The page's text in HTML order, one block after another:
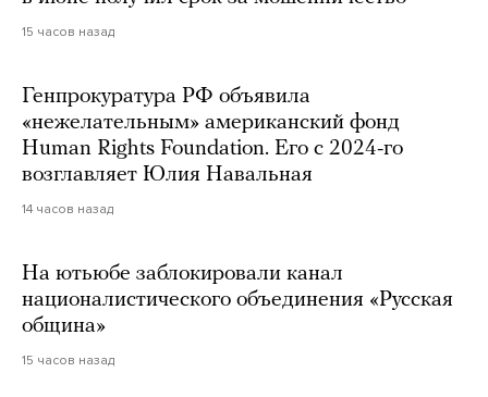
15 часов назад
Генпрокуратура РФ объявила
«нежелательным» американский фонд
Human Rights Foundation. Его с 2024-го
возглавляет Юлия Навальная
14 часов назад
На ютьюбе заблокировали канал
националистического объединения «Русская
община»
15 часов назад